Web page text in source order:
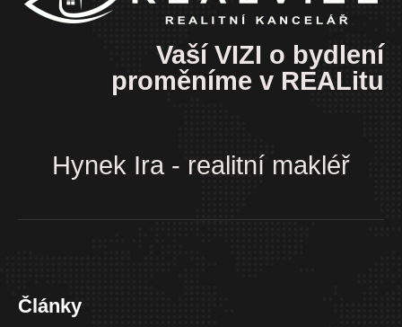
Vaší VIZI o bydlení
proměníme v REALitu
Hynek Ira - realitní makléř
Články